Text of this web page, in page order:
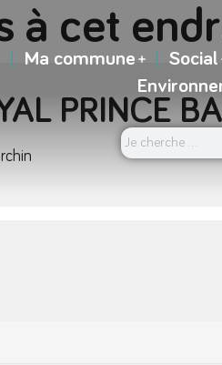
Ma commune Social
à cet
PRINCE